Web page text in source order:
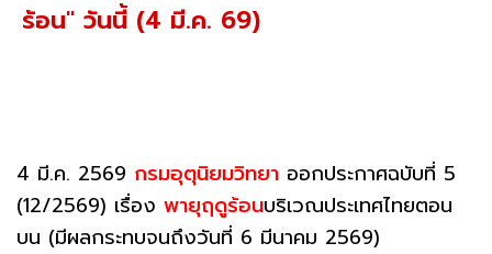
ร้อน" วันนี้ (4 มี.ค. 69)
4 มี.ค. 2569 กรมอุตุนิยมวิทยา ออกประกาศฉบับที่ 5
(12/2569) เรื่อง พายุฤดูร้อนบริเวณประเทศไทยตอน
บน (มีผลกระทบจนถึงวันที่ 6 มีนาคม 2569)